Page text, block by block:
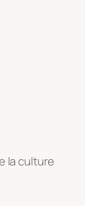
la culture